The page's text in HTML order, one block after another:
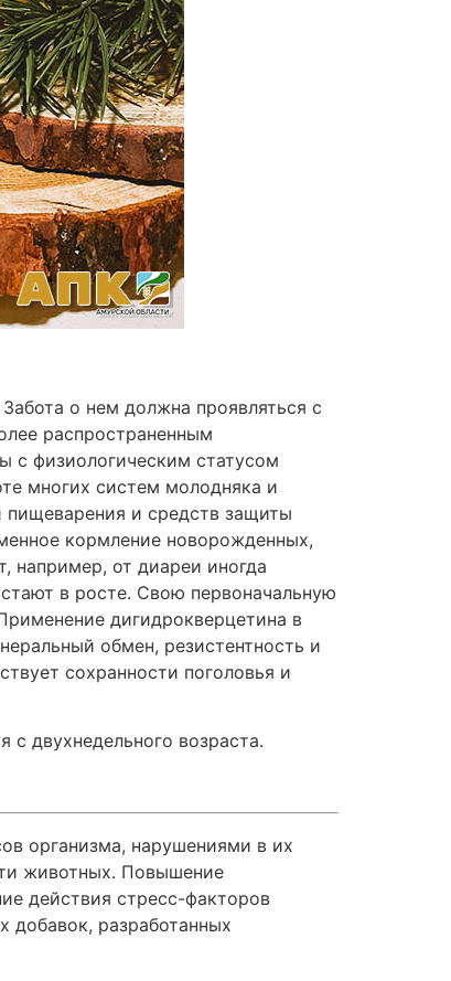
о нем должна проявляться с
распространенным
с физиологическим статусом
многих систем молодняка и
и средств защиты
кормление новорожденных,
например, от диареи иногда
в росте. Свою первоначальную
дигидрокверцетина в
обмен, резистентность и
сохранности поголовья и
двухнедельного возраста.
организма, нарушениями в их
животных. Повышение
действия стресс-факторов
добавок, разработанных